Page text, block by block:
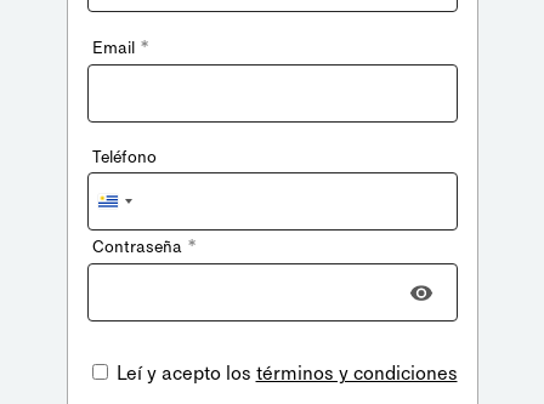
Email *
Teléfono
Uruguay
+598
Contraseña *
Leí y acepto los términos y condiciones